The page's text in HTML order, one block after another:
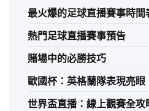
最火爆的足球直播賽事時間
熱門足球直播賽事預告
賭場中的必勝技巧
歐國杯：英格蘭隊表現亮眼
世界盃直播：線上觀賽全攻